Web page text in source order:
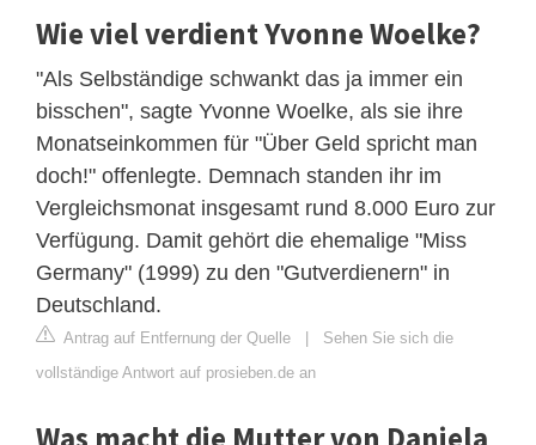
Wie viel verdient Yvonne Woelke?
"Als Selbständige schwankt das ja immer ein
bisschen", sagte Yvonne Woelke, als sie ihre
Monatseinkommen für "Über Geld spricht man
doch!" offenlegte. Demnach standen ihr im
Vergleichsmonat insgesamt rund 8.000 Euro zur
Verfügung. Damit gehört die ehemalige "Miss
Germany" (1999) zu den "Gutverdienern" in
Deutschland.
Antrag auf Entfernung der Quelle | Sehen Sie sich die
vollständige Antwort auf prosieben.de an
Was macht die Mutter von Daniela